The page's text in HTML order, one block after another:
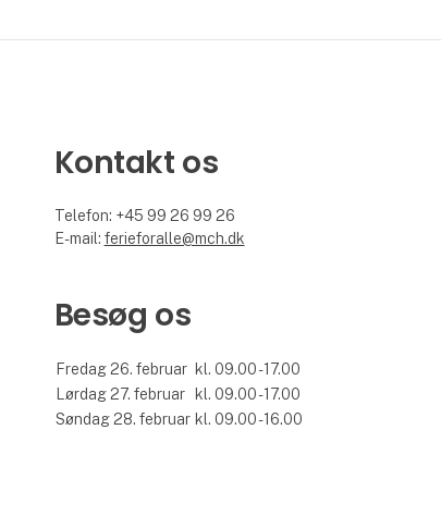
Kontakt os
Telefon: +45 99 26 99 26
E-mail: ferieforalle@mch.dk
Besøg os
Fredag 26. februar kl. 09.00 - 17.00
Lørdag 27. februar kl. 09.00 - 17.00
Søndag 28. februar kl. 09.00 - 16.00